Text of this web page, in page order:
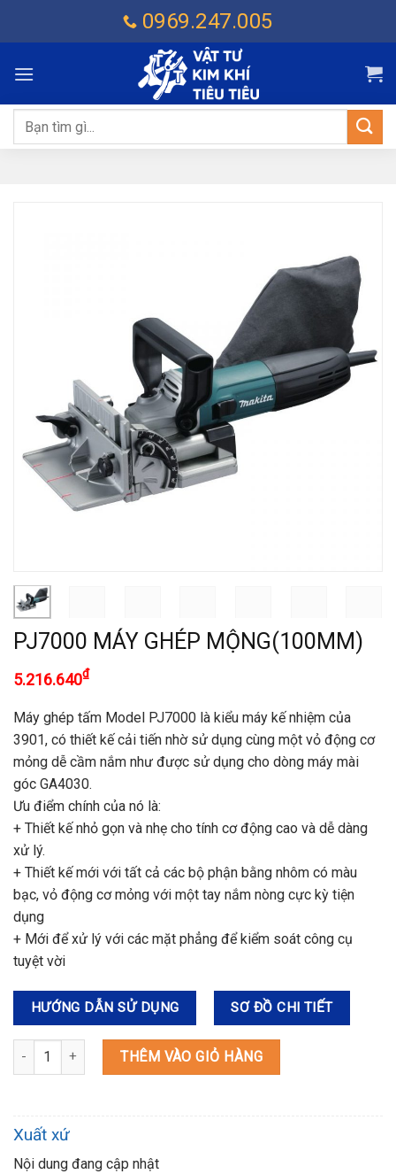
dung
0969.247.005
Tìm
kiếm:
PJ7000 MÁY GHÉP MỘNG(100MM)
5.216.640₫
Máy ghép tấm Model PJ7000 là kiểu máy kế nhiệm của
3901, có thiết kế cải tiến nhờ sử dụng cùng một vỏ động cơ
mỏng dễ cầm nắm như được sử dụng cho dòng máy mài
góc GA4030.
Ưu điểm chính của nó là:
+ Thiết kế nhỏ gọn và nhẹ cho tính cơ động cao và dễ dàng
xử lý.
+ Thiết kế mới với tất cả các bộ phận bằng nhôm có màu
bạc, vỏ động cơ mỏng với một tay nắm nòng cực kỳ tiện
dụng
+ Mới để xử lý với các mặt phẳng để kiểm soát công cụ
tuyệt vời
HƯỚNG DẪN SỬ DỤNG SƠ ĐỒ CHI TIẾT
PJ7000 MÁY GHÉP MỘNG(100MM) số lượng
THÊM VÀO GIỎ HÀNG
Xuất xứ
Nội dung đang cập nhật